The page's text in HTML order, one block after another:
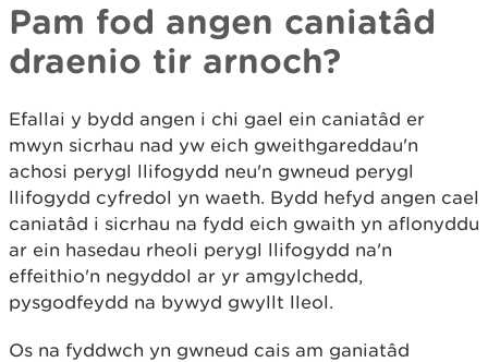
Pam fod angen caniatâd
draenio tir arnoch?
Efallai y bydd angen i chi gael ein caniatâd er
mwyn sicrhau nad yw eich gweithgareddau'n
achosi perygl llifogydd neu'n gwneud perygl
llifogydd cyfredol yn waeth. Bydd hefyd angen cael
caniatâd i sicrhau na fydd eich gwaith yn aflonyddu
ar ein hasedau rheoli perygl llifogydd na'n
effeithio'n negyddol ar yr amgylchedd,
pysgodfeydd na bywyd gwyllt lleol.
Os na fyddwch yn gwneud cais am ganiatâd